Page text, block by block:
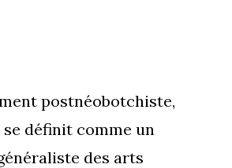
postnéobotchiste,
définit comme un
des arts